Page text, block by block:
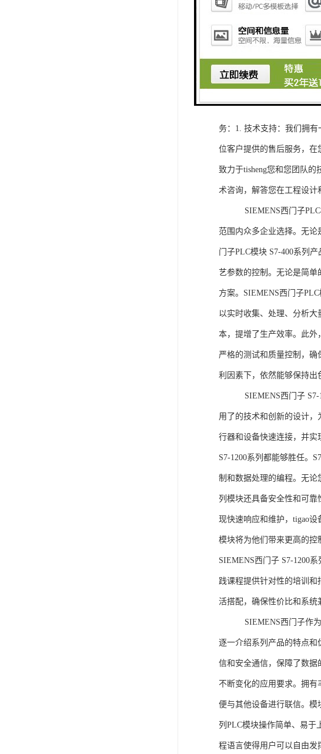
2. 高速、高精度的模拟量输
3. 高可靠性和稳定性：S7-
4. 灵活可编程：S7-300系
工程师提供了更多编程选择。
5. 可靠的通讯接口：S7-
购买SIEMENS西门子PLC
务：1. 技术支持：我们拥
位客户提供的售后服务，在
致力于tisheng您和您团队
术咨询，解答您在工程设计
SIEMENS西门子PLC模
范围内众多企业选择。无论
门子PLC模块 S7-400系列
艺参数的控制。无论是简单
方案。SIEMENS西门子
以实时收集、处理、分析
本，提增了生产效率。此外
严格的测试和质量控制，
利因素下，依然能够保持出
SIEMENS西门子 S7-
用了的技术和创新的设计
行器和设备快速连接，并实
S7-1200系列都能够胜任。
制和数据处理的编程。无论
列模块还具备安全性和可
现快速响应和维护，tigao设
模块将为他们带来更高的控
SIEMENS西门子 S7-1200
践课程提供针对性的培训
活搭配，确保性价比和系统
SIEMENS西门子作为自
逐一介绍系列产品的特点和
信和安全通信，保障了数据
不断变化的应用要求。拥有
便与其他设备进行联信。模
列PLC模块操作简单、易于
程语言使得用户可以自由发